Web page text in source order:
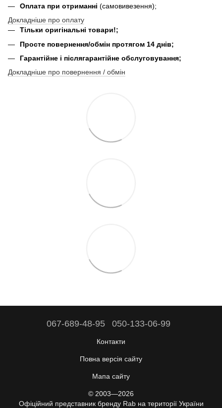
Оплата при отриманні (самовивезення);
Докладніше про оплату
Тільки оригінальні товари!;
Просте повернення/обмін протягом 14 днів;
Гарантійне і післягарантійне обслуговування;
Докладніше про повернення / обмін
067-689-48-95 050-133-06-99
Контакти
Повна версія сайту
Мапа сайту
© 2003—2026
Офіційний представник бренду Rab на території України